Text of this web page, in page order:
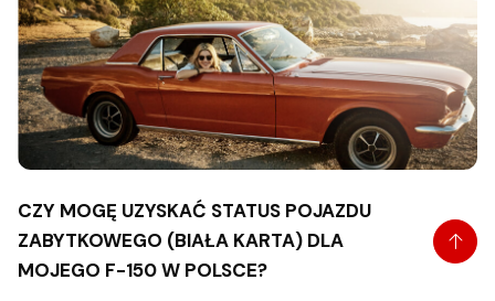
CZY MOGĘ UZYSKAĆ STATUS POJAZDU
ZABYTKOWEGO (BIAŁA KARTA) DLA
MOJEGO F-150 W POLSCE?